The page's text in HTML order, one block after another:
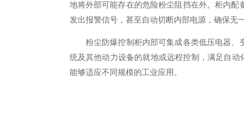
地将外部可能存在的危险粉尘阻挡在外。柜内
发出报警信号，甚至自动切断内部电源，确保无一
粉尘防爆控制柜内部可集成各类低压电器、
统及其他动力设备的就地或远程控制，满足自
能够适应不同规模的工业应用。